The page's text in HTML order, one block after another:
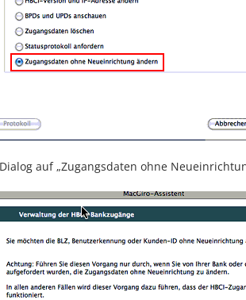
auf „Zugangsdaten ohne